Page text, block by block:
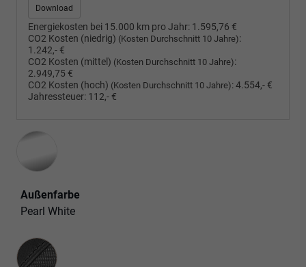
Download
Energiekosten bei 15.000 km pro Jahr: 1.595,76 €
CO2 Kosten (niedrig) (Kosten Durchschnitt 10 Jahre):
1.242,- €
CO2 Kosten (mittel) (Kosten Durchschnitt 10 Jahre):
2.949,75 €
CO2 Kosten (hoch) (Kosten Durchschnitt 10 Jahre):4.554,- €
Jahressteuer: 112,- €
Außenfarbe
Pearl White
Innenausstattung